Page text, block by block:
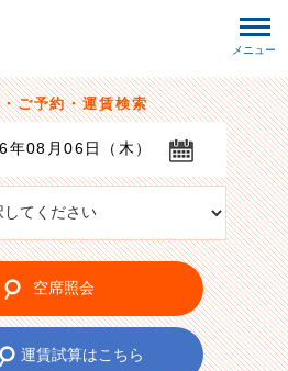
メニュー
ご予約・運賃検索
空席照会
運賃試算はこちら